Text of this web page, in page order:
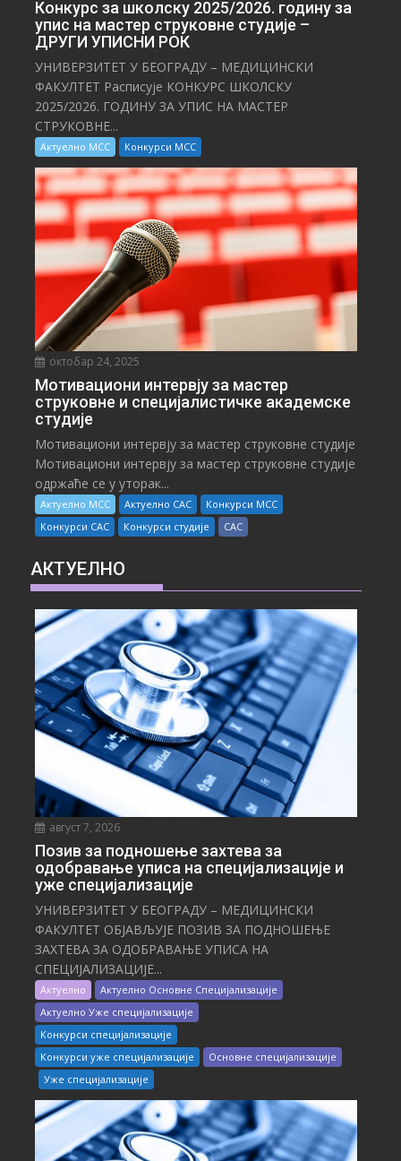
Конкурс за школску 2025/⁠2026. годину за
упис на мастер струковне студије –
ДРУГИ УПИСНИ РОК
УНИВЕРЗИТЕТ У БЕОГРАДУ – МЕДИЦИНСКИ
ФАКУЛТЕТ Расписује КОНКУРС ШКОЛСКУ
2025/⁠2026. ГОДИНУ ЗА УПИС НА МАСТЕР
СТРУКОВНЕ...
Актуелно МСС Конкурси МСС
октобар 24, 2025
Мотивациони интервју за мастер
струковне и специјалистичке академске
студије
Мотивациони интервју за мастер струковне студије
Мотивациони интервју за мастер струковне студије
одржаће се у уторак...
Актуелно МСС Актуелно САС
Конкурси МСС
Конкурси САС
Конкурси студије САС
АКТУЕЛНО
август 7, 2026
Позив за подношење захтева за
одобравање уписа на специјализације и
уже специјализације
УНИВЕРЗИТЕТ У БЕОГРАДУ – МЕДИЦИНСКИ
ФАКУЛТЕТ ОБЈАВЉУЈЕ ПОЗИВ ЗА ПОДНОШЕЊЕ
ЗАХТЕВА ЗА ОДОБРАВАЊЕ УПИСА НА
СПЕЦИЈАЛИЗАЦИЈЕ...
Актуелно
Актуелно Основне Специјализације
Актуелно Уже специјализације
Конкурси специјализације
Конкурси уже специјализације
Основне специјализације
Уже специјализације